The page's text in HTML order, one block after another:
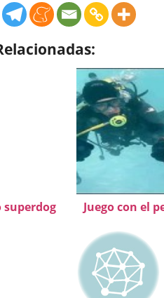
superdog Juego con el